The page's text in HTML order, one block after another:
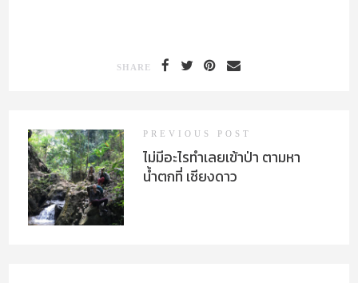
SHARE
PREVIOUS POST
ไม่มีอะไรทำเลยเข้าป่า ตามหา
น้ำตกที่ เชียงดาว